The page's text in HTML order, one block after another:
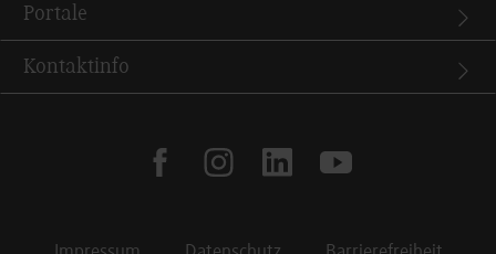
Portale
Kontaktinfo
facebookinstagramlinkedin youtube